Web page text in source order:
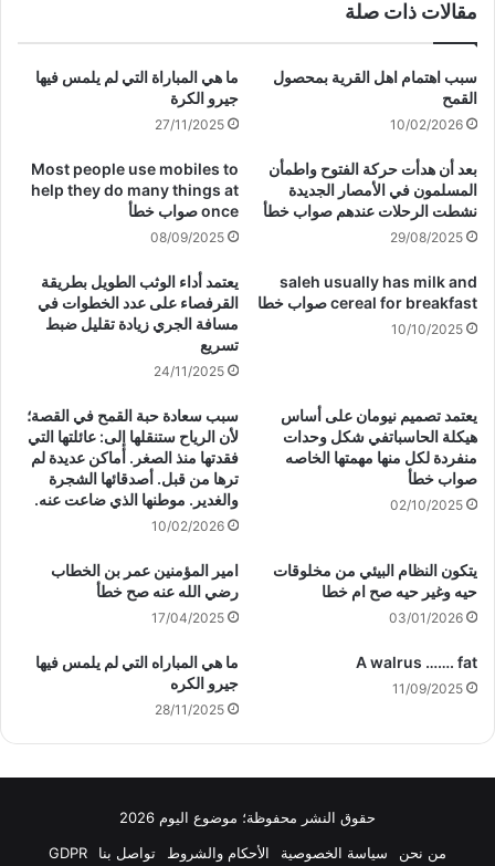
مقالات ذات صلة
سبب اهتمام اهل القرية بمحصول
القمح
10/02/2026
ما هي المباراة التي لم يلمس فيها
جيرو الكرة
27/11/2025
بعد أن هدأت حركة الفتوح واطمأن
المسلمون في الأمصار الجديدة
نشطت الرحلات عندهم صواب خطأ
29/08/2025
Most people use mobiles to
help they do many things at
once صواب خطأ
08/09/2025
saleh usually has milk and
cereal for breakfast صواب خطا
10/10/2025
يعتمد أداء الوثب الطويل بطريقة
القرفصاء على عدد الخطوات في
مسافة الجري زيادة تقليل ضبط
تسريع
24/11/2025
يعتمد تصميم نيومان على أساس
هيكلة الحاسباتفي شكل وحدات
منفردة لكل منها مهمتها الخاصه
صواب خطأ
02/10/2025
سبب سعادة حبة القمح في القصة؛
لأن الرياح ستنقلها إلى: عائلتها التي
فقدتها منذ الصغر. أماكن عديدة لم
ترها من قبل. أصدقائها الشجرة
والغدير. موطنها الذي ضاعت عنه.
10/02/2026
يتكون النظام البيئي من مخلوقات
حيه وغير حيه صح ام خطا
03/01/2026
امير المؤمنين عمر بن الخطاب
رضي الله عنه صح خطأ
17/04/2025
A walrus ……. fat
11/09/2025
ما هي المباراه التي لم يلمس فيها
جيرو الكره
28/11/2025
حقوق النشر محفوظة؛ موضوع اليوم 2026
من نحن
سياسة الخصوصية الأحكام والشروط تواصل بنا GDPR